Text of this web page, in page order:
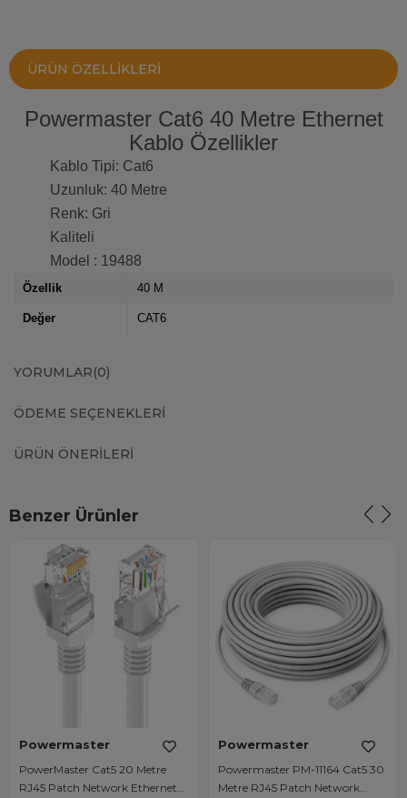
ÜRÜN ÖZELLIKLERI
Powermaster Cat6 40 Metre Ethernet
Kablo Özellikler
Kablo Tipi: Cat6
Uzunluk: 40 Metre
Renk: Gri
Kaliteli
Model : 19488
Özellik 40 M
Değer CAT6
YORUMLAR(0)
ÖDEME SEÇENEKLERI
ÜRÜN ÖNERILERI
Benzer Ürünler
Powermaster
PowerMaster Cat5 20 Metre
RJ45 Patch Network Ethernet
Powermaster
Powermaster PM-11164 Cat5 30
Metre RJ45 Patch Network